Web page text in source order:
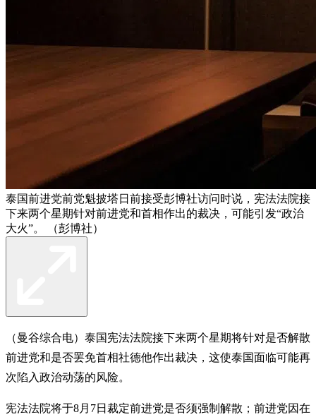
泰国前进党前党魁披塔日前接受彭博社访问时说，宪法法院接
下来两个星期针对前进党和首相作出的裁决，可能引发“政治
大火”。 （彭博社）
（曼谷综合电）泰国宪法法院接下来两个星期将针对是否解散
前进党和是否罢免首相社德他作出裁决，这使泰国面临可能再
次陷入政治动荡的风险。
宪法法院将于8月7日裁定前进党是否须强制解散；前进党因在